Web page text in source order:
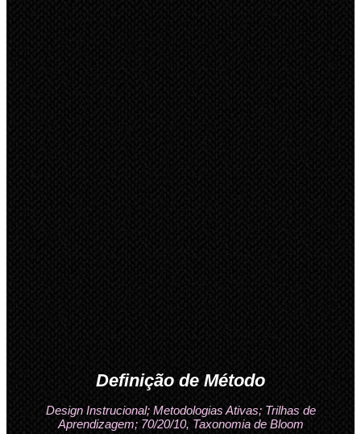
Definição de Método
Design Instrucional; Metodologias Ativas; Trilhas de
Aprendizagem; 70/20/10, Taxonomia de Bloom